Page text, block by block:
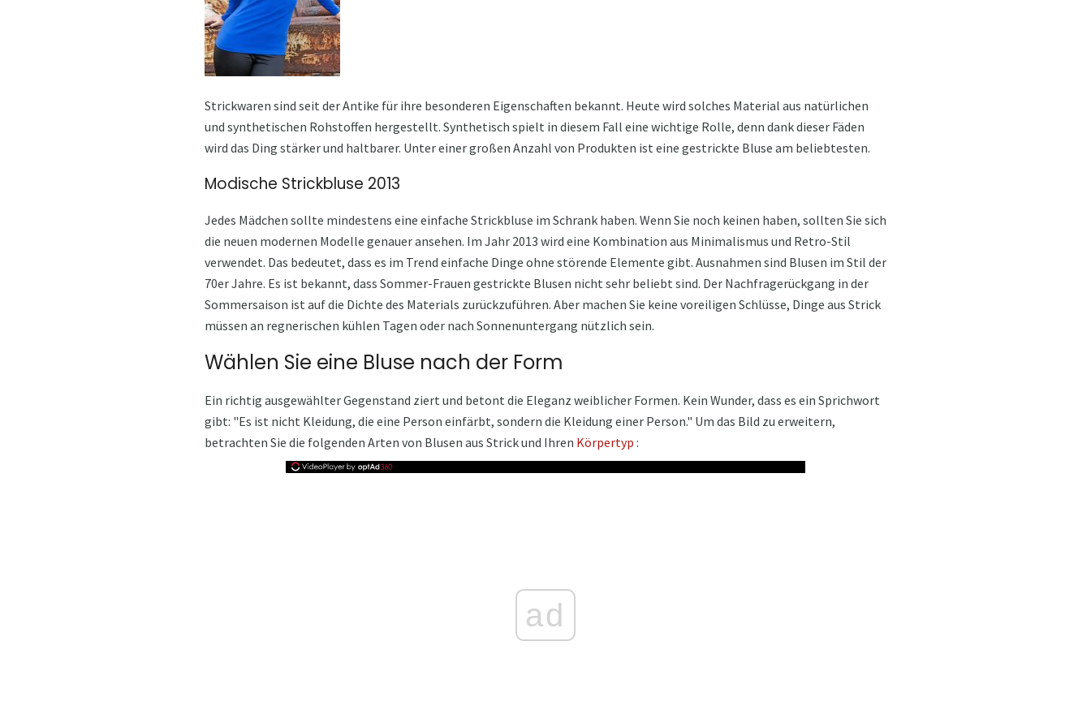
Strickwaren sind seit der Antike für ihre besonderen Eigenschaften bekannt. Heute wird solches Material aus natürlichen
und synthetischen Rohstoffen hergestellt. Synthetisch spielt in diesem Fall eine wichtige Rolle, denn dank dieser Fäden
wird das Ding stärker und haltbarer. Unter einer großen Anzahl von Produkten ist eine gestrickte Bluse am beliebtesten.
Modische Strickbluse 2013
Jedes Mädchen sollte mindestens eine einfache Strickbluse im Schrank haben. Wenn Sie noch keinen haben, sollten Sie sich
die neuen modernen Modelle genauer ansehen. Im Jahr 2013 wird eine Kombination aus Minimalismus und Retro-Stil
verwendet. Das bedeutet, dass es im Trend einfache Dinge ohne störende Elemente gibt. Ausnahmen sind Blusen im Stil der
70er Jahre. Es ist bekannt, dass Sommer-Frauen gestrickte Blusen nicht sehr beliebt sind. Der Nachfragerückgang in der
Sommersaison ist auf die Dichte des Materials zurückzuführen. Aber machen Sie keine voreiligen Schlüsse, Dinge aus Strick
müssen an regnerischen kühlen Tagen oder nach Sonnenuntergang nützlich sein.
Wählen Sie eine Bluse nach der Form
Ein richtig ausgewählter Gegenstand ziert und betont die Eleganz weiblicher Formen. Kein Wunder, dass es ein Sprichwort
gibt: "Es ist nicht Kleidung, die eine Person einfärbt, sondern die Kleidung einer Person." Um das Bild zu erweitern,
betrachten Sie die folgenden Arten von Blusen aus Strick und Ihren Körpertyp :
ad